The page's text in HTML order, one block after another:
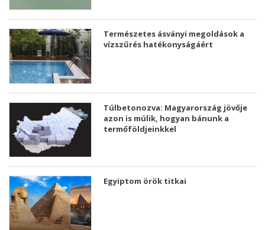
Természetes ásványi megoldások a
vízszűrés hatékonyságáért
Túlbetonozva: Magyarország jövője
azon is múlik, hogyan bánunk a
termőföldjeinkkel
Egyiptom örök titkai